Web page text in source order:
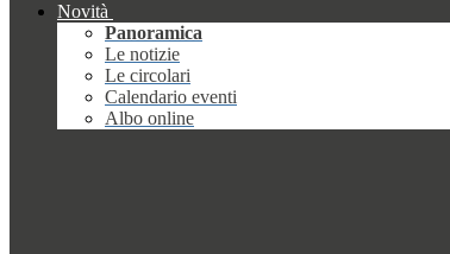
Novità
Panoramica
Le notizie
Le circolari
Calendario eventi
Albo online